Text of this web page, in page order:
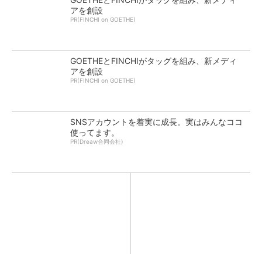
アを創設
PR(FINCHI on GOETHE)
GOETHEとFINCHIがタッグを組み、新メディ
アを創設
PR(FINCHI on GOETHE)
SNSアカウントを着実に成長。実はみんなココ
使ってます。
PR(Dreaw合同会社)